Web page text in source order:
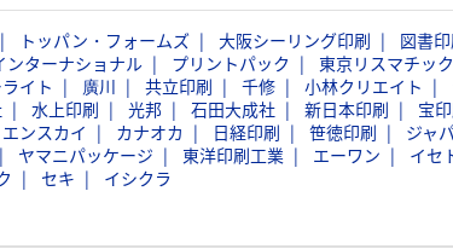
トッパン・フォームズ 大阪シーリング印刷 図書
ンターナショナル プリントパック 東京リスマチック
イト 廣川 共立印刷 千修 小林クリエイト
水上印刷 光邦 石田大成社 新日本印刷 宝
エンスカイ カナオカ 日経印刷 笹徳印刷 ジャ
ヤマニパッケージ 東洋印刷工業 エーワン イセ
セキ イシクラ